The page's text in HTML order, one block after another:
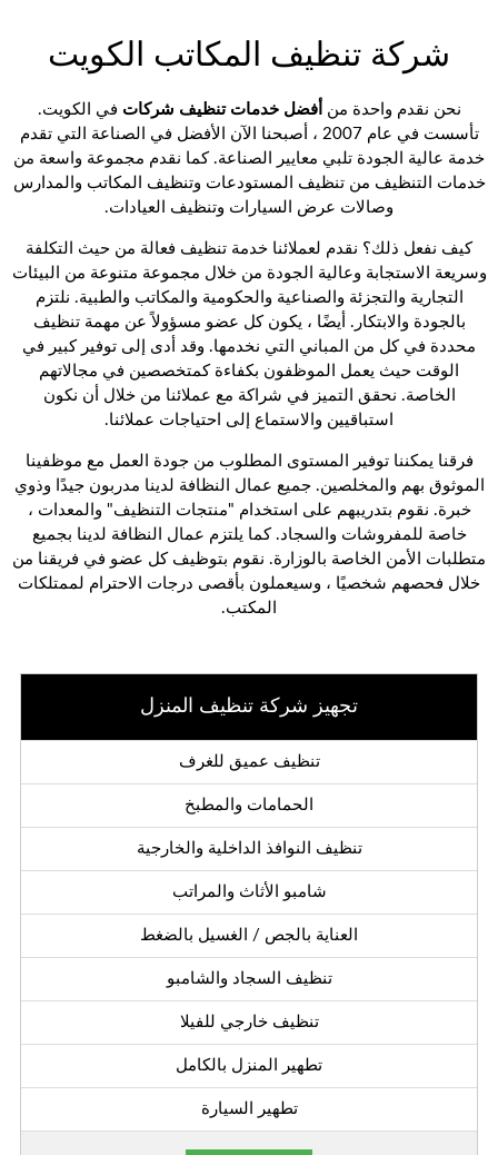
شركة تنظيف المكاتب الكويت
نحن نقدم واحدة من أفضل خدمات تنظيف شركات في الكويت.
تأسست في عام 2007 ، أصبحنا الآن الأفضل في الصناعة التي تقدم
خدمة عالية الجودة تلبي معايير الصناعة. كما نقدم مجموعة واسعة من
خدمات التنظيف من تنظيف المستودعات وتنظيف المكاتب والمدارس
وصالات عرض السيارات وتنظيف العيادات.
كيف نفعل ذلك؟ نقدم لعملائنا خدمة تنظيف فعالة من حيث التكلفة
وسريعة الاستجابة وعالية الجودة من خلال مجموعة متنوعة من البيئات
التجارية والتجزئة والصناعية والحكومية والمكاتب والطبية. نلتزم
بالجودة والابتكار. أيضًا ، يكون كل عضو مسؤولاً عن مهمة تنظيف
محددة في كل من المباني التي نخدمها. وقد أدى إلى توفير كبير في
الوقت حيث يعمل الموظفون بكفاءة كمتخصصين في مجالاتهم
الخاصة. نحقق التميز في شراكة مع عملائنا من خلال أن نكون
استباقيين والاستماع إلى احتياجات عملائنا.
فرقنا يمكننا توفير المستوى المطلوب من جودة العمل مع موظفينا
الموثوق بهم والمخلصين. جميع عمال النظافة لدينا مدربون جيدًا وذوي
خبرة. نقوم بتدريبهم على استخدام "منتجات التنظيف" والمعدات ،
خاصة للمفروشات والسجاد. كما يلتزم عمال النظافة لدينا بجميع
متطلبات الأمن الخاصة بالوزارة. نقوم بتوظيف كل عضو في فريقنا من
خلال فحصهم شخصيًا ، وسيعملون بأقصى درجات الاحترام لممتلكات
المكتب.
تجهيز شركة تنظيف المنزل
تنظيف عميق للغرف
الحمامات والمطبخ
تنظيف النوافذ الداخلية والخارجية
شامبو الأثاث والمراتب
العناية بالجص / الغسيل بالضغط
تنظيف السجاد والشامبو
تنظيف خارجي للفيلا
تطهير المنزل بالكامل
تطهير السيارة